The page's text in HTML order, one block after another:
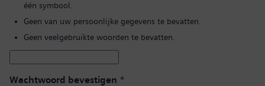
één symbool.
Geen van uw persoonlijke gegevens te bevatten.
Geen veelgebruikte woorden te bevatten.
Wachtwoord bevestigen *